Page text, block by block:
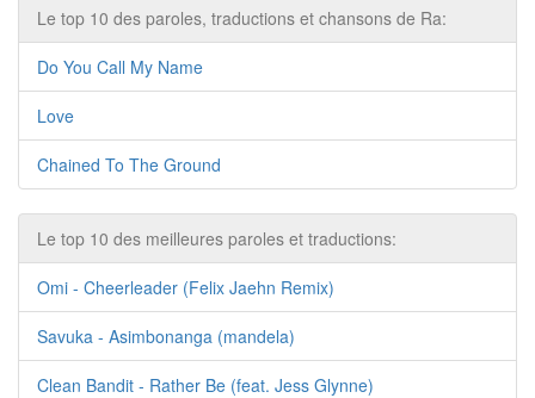
Le top 10 des paroles, traductions et chansons de Ra:
Do You Call My Name
Love
Chained To The Ground
Le top 10 des meilleures paroles et traductions:
Omi - Cheerleader (Felix Jaehn Remix)
Savuka - Asimbonanga (mandela)
Clean Bandit - Rather Be (feat. Jess Glynne)